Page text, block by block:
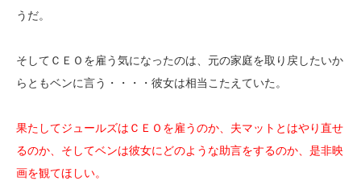
うだ。
そしてＣＥＯを雇う気になったのは、元の家庭を取り戻したいか
らともベンに言う・・・・彼女は相当こたえていた。
果たしてジュールズはＣＥＯを雇うのか、夫マットとはやり直せ
るのか、そしてベンは彼女にどのような助言をするのか、是非映
画を観てほしい。